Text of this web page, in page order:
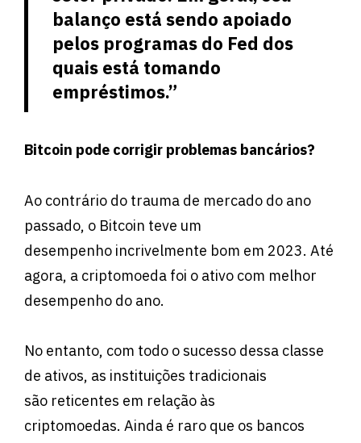
balanço está sendo apoiado
pelos programas do Fed dos
quais está tomando
empréstimos.”
Bitcoin pode corrigir problemas bancários?
Ao contrário do trauma de mercado do ano
passado, o Bitcoin teve um
desempenho incrivelmente bom em 2023. Até
agora, a criptomoeda foi o ativo com melhor
desempenho do ano.
No entanto, com todo o sucesso dessa classe
de ativos, as instituições tradicionais
são reticentes em relação às
criptomoedas. Ainda é raro que os bancos